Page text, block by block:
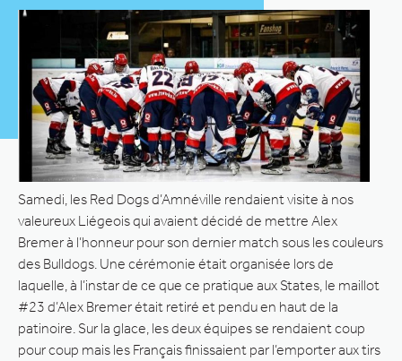
Samedi, les Red Dogs d’Amnéville rendaient visite à nos
valeureux Liégeois qui avaient décidé de mettre Alex
Bremer à l’honneur pour son dernier match sous les couleurs
des Bulldogs. Une cérémonie était organisée lors de
laquelle, à l’instar de ce que ce pratique aux States, le maillot
#23 d’Alex Bremer était retiré et pendu en haut de la
patinoire. Sur la glace, les deux équipes se rendaient coup
pour coup mais les Français finissaient par l’emporter aux tirs